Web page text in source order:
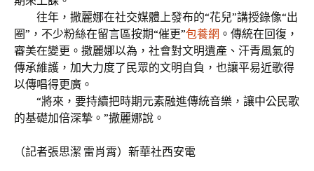
往年，撒麗娜在社交媒體上發布的“花兒”講授錄像“出
圈”，不少粉絲在留言區按期“催更”包養網 。傳統在回復，
審美在變更。撒麗娜以為，社會對文明遺產、汗青風氣的
傳承維護，加大力度了民眾的文明自負，也讓平易近歌得
以傳唱得更廣。
“將來，要持續把時期元素融進傳統音樂，讓中公民歌
的基礎加倍深摯。”撒麗娜說。
（記者張思潔 雷肖霄）新華社西安電